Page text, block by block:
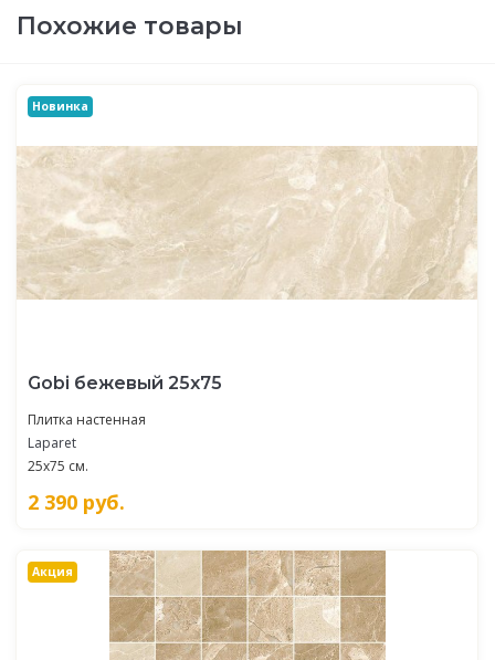
Похожие товары
Новинка
Gobi бежевый 25х75
Плитка настенная
Laparet
25x75 см.
2 390 руб.
Акция